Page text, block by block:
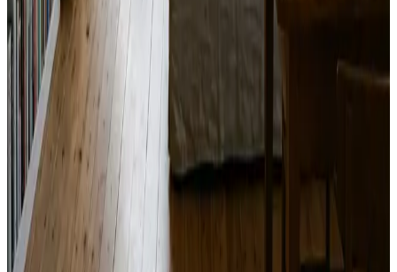
Landsdækkende service
Bestil uforpligtende rådgivning